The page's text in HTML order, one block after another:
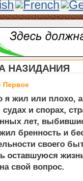
НАЗИДАНИЯ
Первое
я жил или плохо,
судах и спорах,
лет,
бренность и
своего
оставшуюся
свой вопрос.